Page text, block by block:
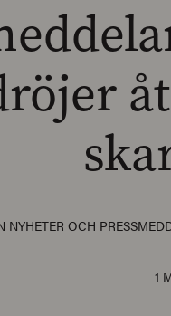
NYHETER OCH
1